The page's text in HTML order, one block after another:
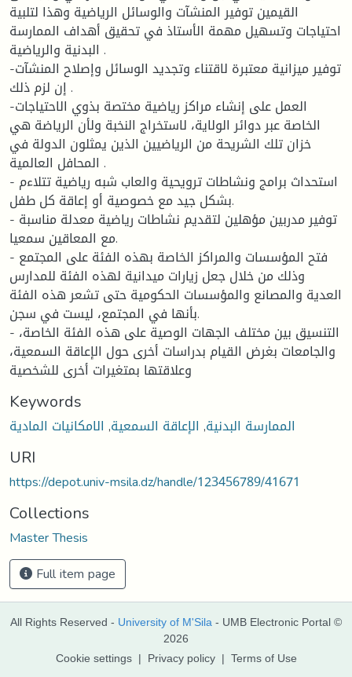
القيمين توفير المنشآت والوسائل الرياضية وهذا لتلبية
احتياجات وتسهيل مهمة الأستاذ في تحقيق أهداف الممارسة
البدنية والرياضية .
-توفير ميزانية معتبرة لاقتناء وتجديد الوسائل وإصلاح المنشآت
إن لزم ذلك .
-العمل على إنشاء مراكز رياضية مختصة بذوي الاحتياجات
الخاصة عبر دوائر الولاية، لاستخراج النخبة ولأن الرياضة هي
خزان تلك الشريحة من الرياضيين الذين يمثلون الدولة في
المحافل العالمية .
- استحداث برامج ونشاطات ترويحية والعاب شبه رياضية تتلاءم
بشكل جيد مع خصوصية أو إعاقة كل طفل.
- توفير مدربين مؤهلين لتقديم نشاطات رياضية معدلة مناسبة
مع المعاقين سمعيا.
- فتح المؤسسات والمراكز الخاصة بهذه الفئة على المجتمع
وذلك من خلال جعل زيارات ميدانية لهذه الفئة للمدارس
العدية والمصانع والمؤسسات الحكومية حتى تشعر هذه الفئة
بأنها في المجتمع، ليست في سجن.
- التنسيق بين مختلف الجهات الوصية على هذه الفئة الخاصة،
والجامعات بغرض القيام بدراسات أخرى حول الإعاقة السمعية،
وعلاقتها بمتغيرات أخرى للشخصية
Keywords
الممارسة البدنية, الإعاقة السمعية, الامكانيات المادية
URI
https://depot.univ-msila.dz/handle/123456789/41671
Collections
Master Thesis
Full item page
All Rights Reserved - University of M'Sila - UMB Electronic Portal ©
2026
Cookie settings | Privacy policy | Terms of Use